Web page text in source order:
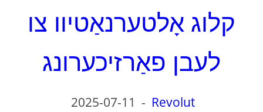
קלוג אָלטערנאַטיוו צו
לעבן פאַרזיכערונג
2025-07-11 - Revolut